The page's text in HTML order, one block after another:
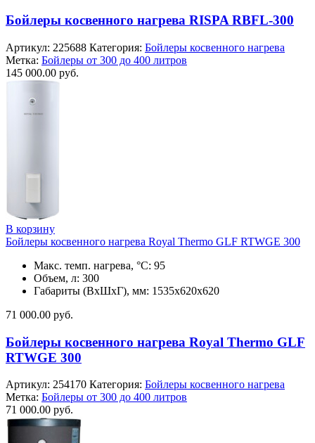
Бойлеры косвенного нагрева RISPA RBFL-300
Артикул: 225688 Категория: Бойлеры косвенного нагрева
Метка: Бойлеры от 300 до 400 литров
145 000.00 руб.
В корзину
Бойлеры косвенного нагрева Royal Thermo GLF RTWGE 300
Макс. темп. нагрева, °С: 95
Объем, л: 300
Габариты (ВхШхГ), мм: 1535x620x620
71 000.00 руб.
Бойлеры косвенного нагрева Royal Thermo GLF
RTWGE 300
Артикул: 254170 Категория: Бойлеры косвенного нагрева
Метка: Бойлеры от 300 до 400 литров
71 000.00 руб.